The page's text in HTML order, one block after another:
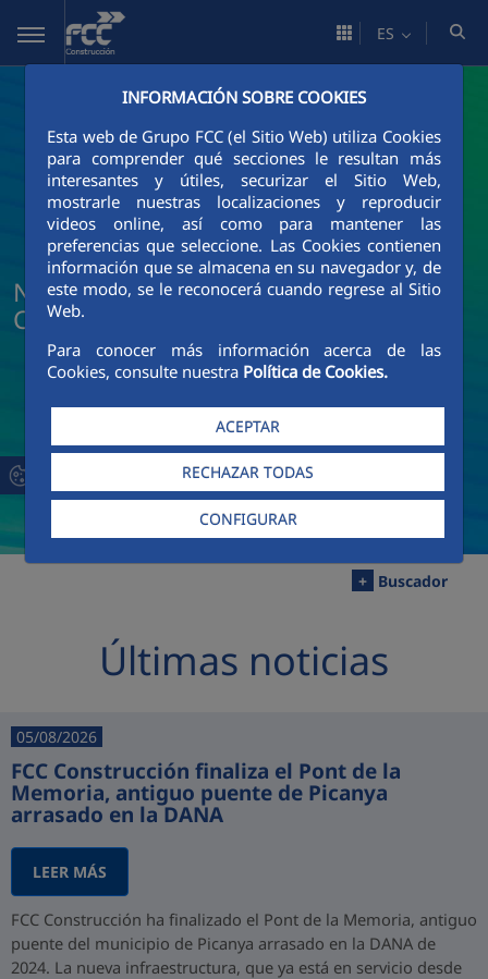
Saltar al contenido principal
INFORMACIÓN SOBRE COOKIES
Esta web de Grupo FCC (el Sitio Web) utiliza Cookies
para comprender qué secciones le resultan más
interesantes y útiles, securizar el Sitio Web,
mostrarle nuestras localizaciones y reproducir
videos online, así como para mantener las
preferencias que seleccione. Las Cookies contienen
información que se almacena en su navegador y, de
este modo, se le reconocerá cuando regrese al Sitio
Web.
Para conocer más información acerca de las
Cookies, consulte nuestra Política de Cookies.
ACEPTAR
RECHAZAR TODAS
CONFIGURAR
ES
Noticias y actualidad de FCC
Construcción
+ Buscador
Últimas noticias
05/08/2026
FCC Construcción finaliza el Pont de la
Memoria, antiguo puente de Picanya
arrasado en la DANA
LEER MÁS
FCC Construcción ha finalizado el Pont de la Memoria, antiguo
puente del municipio de Picanya arrasado en la DANA de
2024. La nueva infraestructura, que ya está en servicio desde